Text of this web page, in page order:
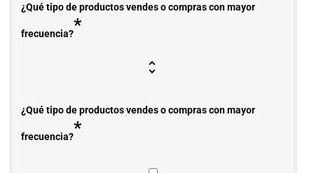
¿Qué tipo de productos vendes o compras con mayor
frecuencia?*
¿Qué tipo de productos vendes o compras con mayor
frecuencia?*